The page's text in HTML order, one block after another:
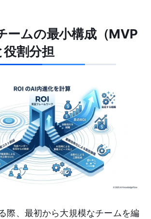
ームの最小構成（MVP
割分担
際、最初から大規模なチームを編